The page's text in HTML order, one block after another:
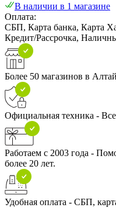
В наличии в 1 магазине
Оплата:
СБП, Карта банка, Карта
Кредит/Рассрочка,
Более 50 магазинов в
Официальная техника -
Работаем с 2003 года -
более 20 лет.
Удобная оплата - СБП,